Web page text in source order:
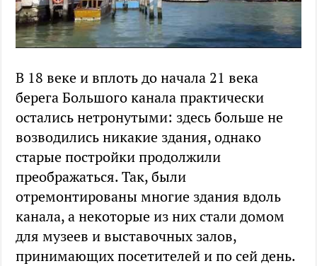
В 18 веке и вплоть до начала 21 века
берега Большого канала практически
остались нетронутыми: здесь больше не
возводились никакие здания, однако
старые постройки продолжили
преображаться. Так, были
отремонтированы многие здания вдоль
канала, а некоторые из них стали домом
для музеев и выставочных залов,
принимающих посетителей и по сей день.